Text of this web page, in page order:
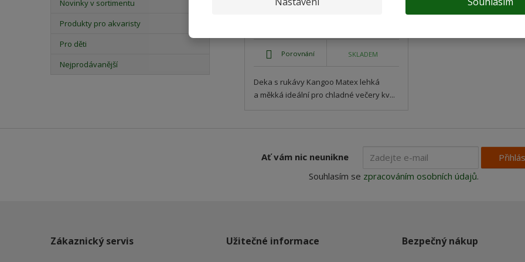
Porovnání SKLADEM
Deka s rukávy Kangoo Matex lehká
a měkká ideální pro chladné večery kv...
Novinky v sortimentu
Produkty pro akvaristy
Pro děti
Nejprodávanější
Ať vám nic neunikne
Souhlasím se zpracováním osobních údajů.
Zákaznický servis Užitečné informace Bezpečný nákup